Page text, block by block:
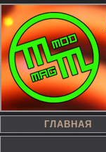
ГЛАВНАЯ